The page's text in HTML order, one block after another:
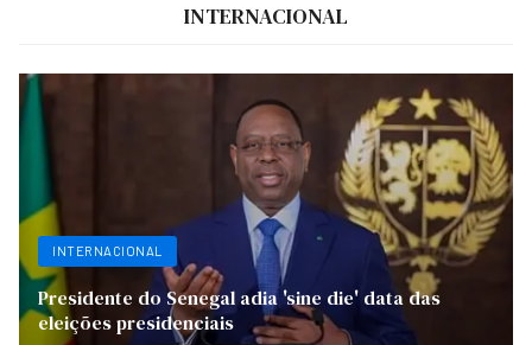
INTERNACIONAL
INTERNACIONAL
Presidente do Senegal adia 'sine die' data das
eleições presidenciais